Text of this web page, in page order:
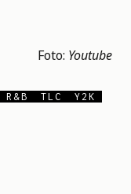
Foto: Youtube
R&B TLC Y2K